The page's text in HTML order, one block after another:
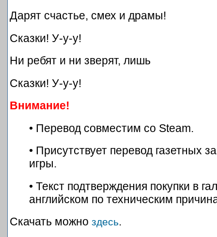
Дарят счастье, смех и драмы!
Сказки! У-у-у!
Ни ребят и ни зверят, лишь
Сказки! У-у-у!
Внимание!
• Перевод совместим со Steam.
• Присутствует перевод газетных
игры.
• Текст подтверждения покупки в
английском по техническим
Скачать можно здесь.